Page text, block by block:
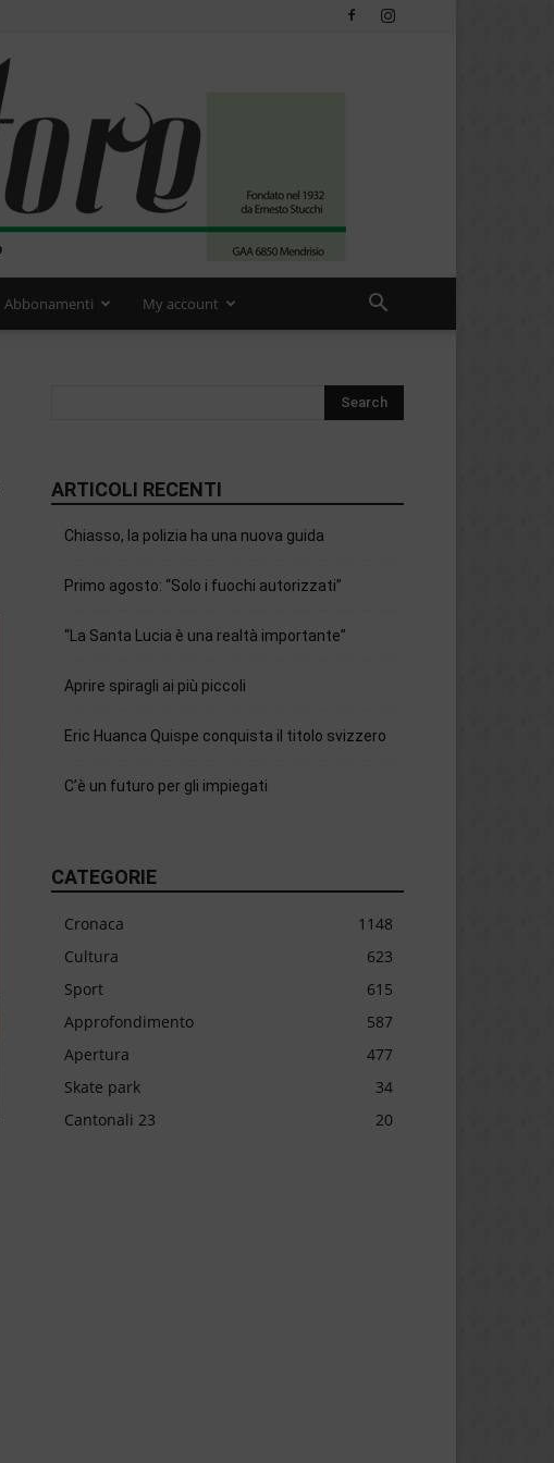
Abbonamenti My account
ARTICOLI RECENTI
Chiasso, la polizia ha una nuova guida
Primo agosto: “Solo i fuochi autorizzati”
“La Santa Lucia è una realtà importante”
Aprire spiragli ai più piccoli
Eric Huanca Quispe conquista il titolo svizzero
C’è un futuro per gli impiegati
CATEGORIE
Cronaca
1148
Cultura
623
Sport
615
Approfondimento
587
Apertura
477
Skate park
34
Cantonali 23
20